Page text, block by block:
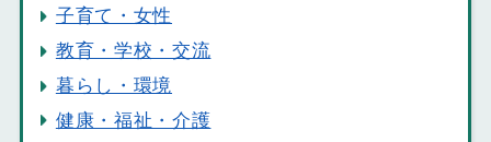
子育て・女性
教育・学校・交流
暮らし・環境
健康・福祉・介護